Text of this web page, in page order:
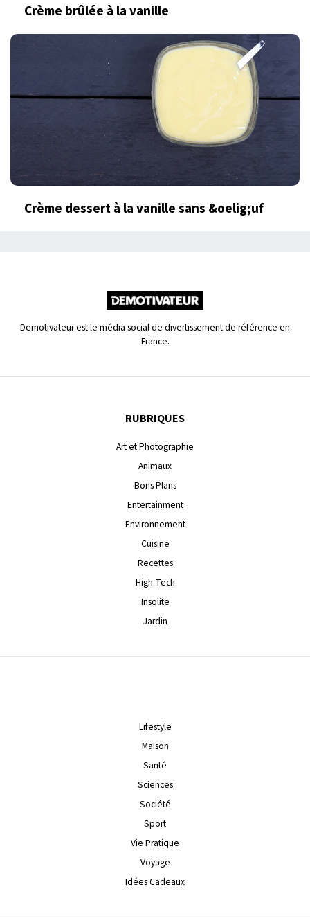
Crème brûlée à la vanille
Crème dessert à la vanille sans &oelig;uf
Demotivateur est le média social de divertissement de référence en
France.
RUBRIQUES
Art et Photographie
Animaux
Bons Plans
Entertainment
Environnement
Cuisine
Recettes
High-Tech
Insolite
Jardin
Lifestyle
Maison
Santé
Sciences
Société
Sport
Vie Pratique
Voyage
Idées Cadeaux